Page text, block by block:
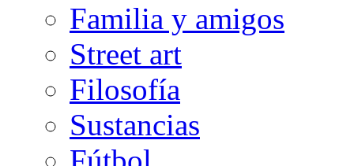
Familia y amigos
Street art
Filosofía
Sustancias